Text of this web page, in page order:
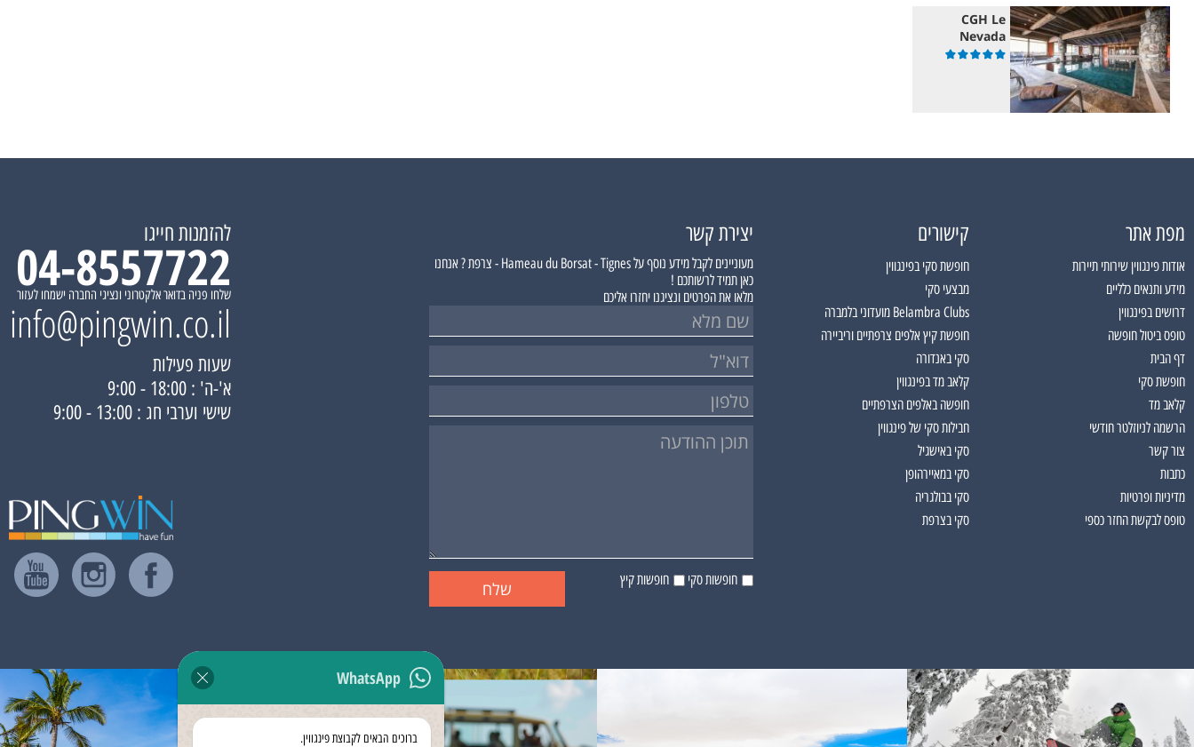
WhatsApp
ברוכים הבאים לקבוצת פינגווין.
CGH Le
Nevada
מפת אתר
אודות פינגווין שירותי תיירות
מידע ותנאים כלליים
דרושים בפינגווין
טופס ביטול חופשה
דף הבית
חופשת סקי
קלאב מד
הרשמה לניוזלטר חודשי
צור קשר
כתבות
מדיניות ופרטיות
טופס לבקשת החזר כספי
קישורים
חופשת סקי בפינגווין
מבצעי סקי
Belambra Clubs מועדוני בלמברה
חופשת קיץ אלפים צרפתיים וריביירה
סקי באנדורה
קלאב מד בפינגווין
חופשה באלפים הצרפתיים
חבילות סקי של פינגווין
סקי באישגיל
סקי במאיירהופן
סקי בבולגריה
סקי בצרפת
יצירת קשר
מעוניינים לקבל מידע נוסף עלHameau du Borsat - Tignes - צרפת ?
אנחנו
כאן תמיד לרשותכם !
מלאו את הפרטים ונציגנו יחזרו אליכם
חופשות סקי חופשות קיץ
להזמנות חייגו
04-8557722
שלחו פניה בדואר אלקטרוני ונציגי החברה ישמחו לעזור
info@pingwin.co.il
שעות פעילות
א'-ה' : 18:00 - 9:00
שישי וערבי חג : 13:00 - 9:00